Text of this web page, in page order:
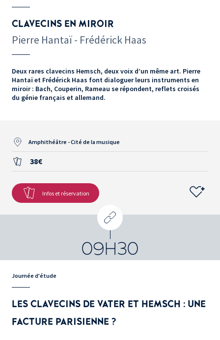
CLAVECINS EN MIROIR
Pierre Hantaï - Frédérick Haas
Deux rares clavecins Hemsch, deux voix d’un même art. Pierre
Hantaï et Frédérick Haas font dialoguer leurs instruments en
miroir : Bach, Couperin, Rameau se répondent, reflets croisés
du génie français et allemand.
Amphithéâtre - Cité de la musique
38€
Infos et réservation
09H30
Journée d'étude
LES CLAVECINS DE VATER ET HEMSCH : UNE
FACTURE PARISIENNE ?